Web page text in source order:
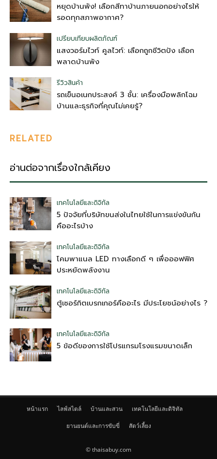
หยุดบ้านพัง! เลือกสีทาบ้านภายนอกอย่างไรให้
รอดทุกสภาพอากาศ?
เปรียบเทียบผลิตภัณฑ์
แสงวอร์มไวท์ คูลไวท์: เลือกถูกชีวิตปัง เลือก
พลาดบ้านพัง
รีวิวสินค้า
รถเข็นอเนกประสงค์ 3 ชั้น: เครื่องมือพลิกโฉม
บ้านและธุรกิจที่คุณไม่เคยรู้?
RELATED
อ่านต่อจากเรื่องใกล้เคียง
เทคโนโลยีและดิจิทัล
5 ปัจจัยที่บริษัทขนส่งในไทยใช้ในการแข่งขันกัน
คืออะไรบ้าง
เทคโนโลยีและดิจิทัล
โคมพาแนล LED ทางเลือกดี ๆ เพื่อออฟฟิศ
ประหยัดพลังงาน
เทคโนโลยีและดิจิทัล
ตู้เซอร์กิตเบรกเกอร์คืออะไร มีประโยชน์อย่างไร ?
เทคโนโลยีและดิจิทัล
5 ข้อดีของการใช้โปรแกรมโรงแรมขนาดเล็ก
หน้าแรก ไลฟ์สไตล์ บ้านและสวน เทคโนโลยีและดิจิทัล
ยานยนต์และการขับขี่ สัตว์เลี้ยง
© thaisabuy.com